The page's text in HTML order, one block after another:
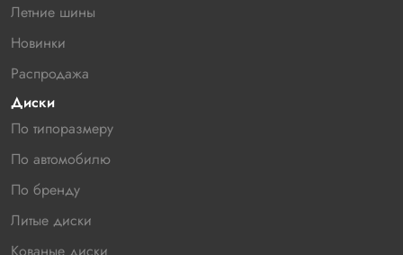
Летние шины
Новинки
Распродажа
Диски
По типоразмеру
По автомобилю
По бренду
Литые диски
Кованые диски